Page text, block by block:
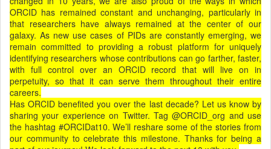
ORCID has remained constant and unchanging, particularly in
that researchers have always remained at the center of our
galaxy. As new use cases of PIDs are constantly emerging, we
remain committed to providing a robust platform for uniquely
identifying researchers whose contributions can go farther, faster,
with full control over an ORCID record that will live on in
perpetuity, so that it can serve them throughout their entire
careers.
Has ORCID benefited you over the last decade? Let us know by
sharing your experience on Twitter. Tag @ORCID_org and use
the hashtag #ORCIDat10. We’ll reshare some of the stories from
our community to celebrate this milestone. Thanks for being a